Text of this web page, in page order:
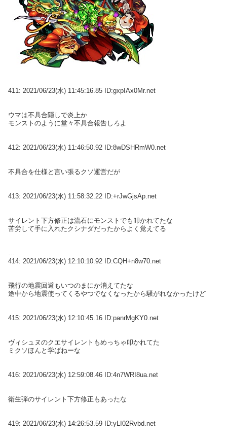
411: 2021/06/23(水) 11:45:16.85 ID:gxpIAx0Mr.net
ウマは不具合隠しで炎上か
モンストのように堂々不具合報告しろよ
412: 2021/06/23(水) 11:46:50.92 ID:8wDSHRmW0.net
不具合を仕様と言い張るクソ運営だが
413: 2021/06/23(水) 11:58:32.22 ID:+rJwGjsAp.net
サイレント下方修正は流石にモンストでも叩かれてたな
苦労して手に入れたクシナダだったからよく覚えてる
414: 2021/06/23(水) 12:10:10.92 ID:CQH+n8w70.net
飛行の地震回避もいつのまにか消えてたな
途中から地震使ってくるやつでなくなったから騒がれなかったけど
415: 2021/06/23(水) 12:10:45.16 ID:panrMgKY0.net
ヴィシュヌのクエサイレントもめっちゃ叩かれてた
ミクソほんと学ばねーな
416: 2021/06/23(水) 12:59:08.46 ID:4n7WRI8ua.net
衛生弾のサイレント下方修正もあったな
419: 2021/06/23(水) 14:26:53.59 ID:yLI02Rvbd.net